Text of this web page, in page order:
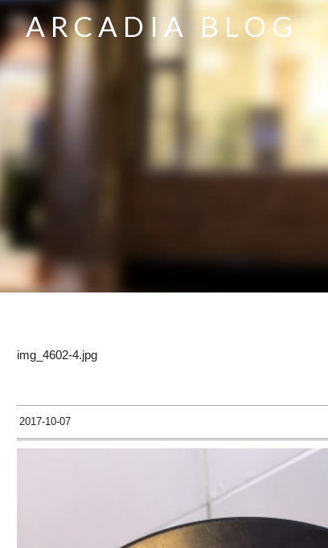
ARCADIA BLOG
img_4602-4.jpg
2017-10-07